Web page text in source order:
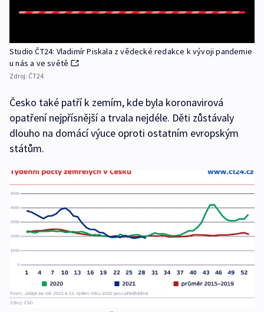
Studio ČT24: Vladimír Piskala z vědecké redakce k vývoji pandemie
u nás a ve světě
Zdroj: ČT24
Česko také patří k zemím, kde byla koronavirová
opatření nejpřísnější a trvala nejdéle. Děti zůstávaly
dlouho na domácí výuce oproti ostatním evropským
státům.